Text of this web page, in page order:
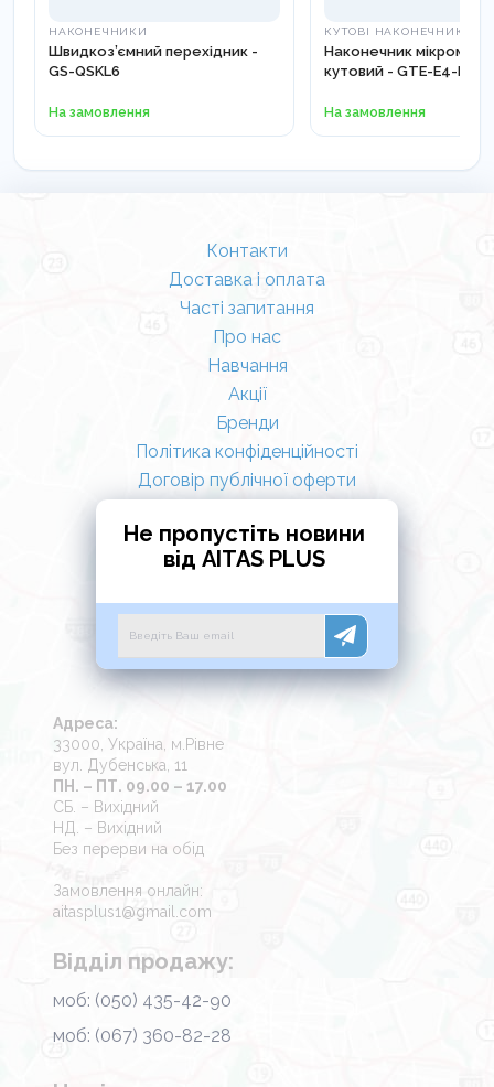
НАКОНЕЧНИКИ
Швидкоз’ємний перехідник -
GS-QSKL6
На замовлення
КУТОВІ НАКОНЕЧНИКИ
Наконечник
кутовий - GTE-E4-FX22
На замовлення
Контакти
Доставка і оплата
Часті запитання
Про нас
Навчання
Акції
Бренди
Політика конфіденційності
Договір публічної оферти
Не пропустіть новини
від AITAS PLUS
Адреса:
33000, Україна, м.Рівне
вул. Дубенська, 11
ПН. – ПТ. 09.00 – 17.00
СБ. – Вихідний
НД. – Вихідний
Без перерви на обід
Замовлення онлайн:
aitasplus1@gmail.com
Відділ продажу:
моб: (050) 435-42-90
моб: (067) 360-82-28